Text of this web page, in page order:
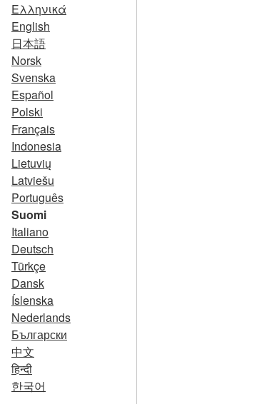
Ελληνικά
English
日本語
Norsk
Svenska
Español
Polski
Français
Indonesia
Lietuvių
Latviešu
Português
Suomi
Italiano
Deutsch
Türkçe
Dansk
Íslenska
Nederlands
Български
中文
हिन्दी
한국어